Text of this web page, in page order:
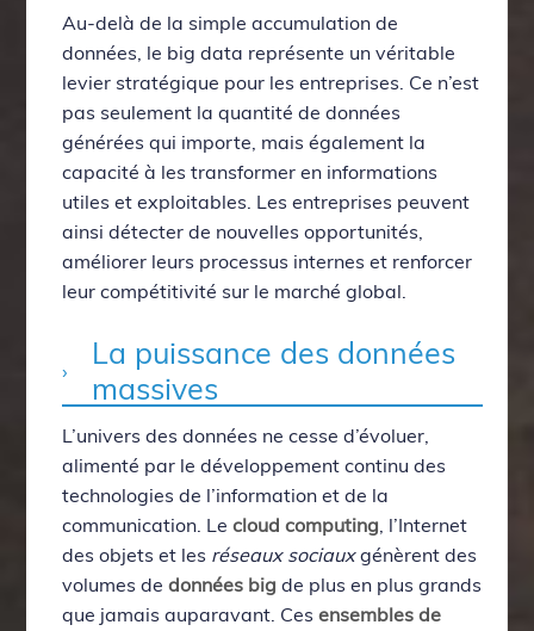
Au-delà de la simple accumulation de
données, le big data représente un véritable
levier stratégique pour les entreprises. Ce n’est
pas seulement la quantité de données
générées qui importe, mais également la
capacité à les transformer en informations
utiles et exploitables. Les entreprises peuvent
ainsi détecter de nouvelles opportunités,
améliorer leurs processus internes et renforcer
leur compétitivité sur le marché global.
La puissance des données
massives
L’univers des données ne cesse d’évoluer,
alimenté par le développement continu des
technologies de l’information et de la
communication. Lecloud computing, l’Internet
des objets et les réseaux sociauxgénèrent des
volumes dedonnées big de plus en plus grands
que jamais auparavant. Cesensembles de